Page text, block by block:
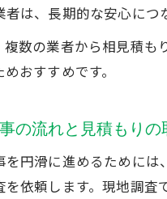
者は、長期的な安心につ
複数の業者から相見積
おすすめです。
の流れと見積もりの
を円滑に進めるためには
を依頼します。現地調査